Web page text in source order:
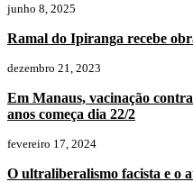
junho 8, 2025
Ramal do Ipiranga recebe
dezembro 21, 2023
Em Manaus, vacinação
anos começa dia 22/2
fevereiro 17, 2024
O ultraliberalismo facista e o